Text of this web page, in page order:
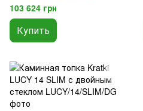
103 624 грн
Купить